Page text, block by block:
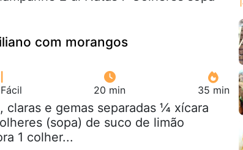
com morangos
20 min 35 min
claras e gemas separadas ¼ xícara
(sopa) de suco de limão
1 colher...